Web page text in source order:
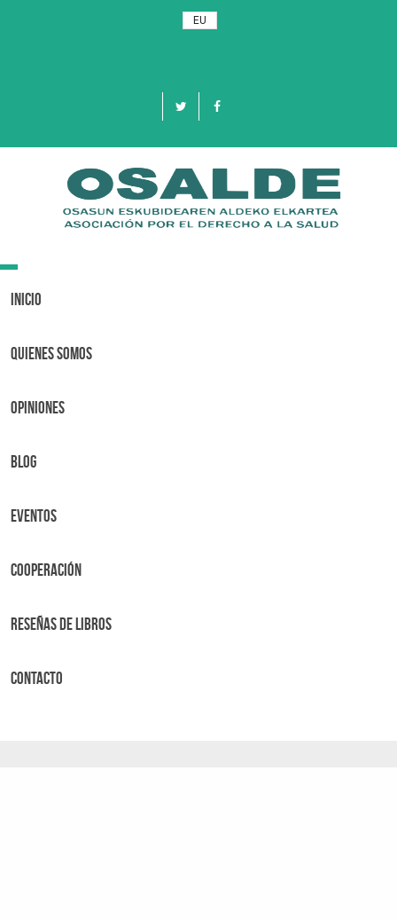
EU
Toggle
Inicio
Quienes Somos
OPINIONES
BLOG
Eventos
Cooperación
Reseñas de libros
Contacto